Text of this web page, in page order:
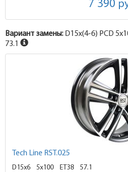
7 390
Вариант замены: D15x(4-6) PCD
73.1
Tech Line RST.025
D15x6 5x100 ET38
57.1